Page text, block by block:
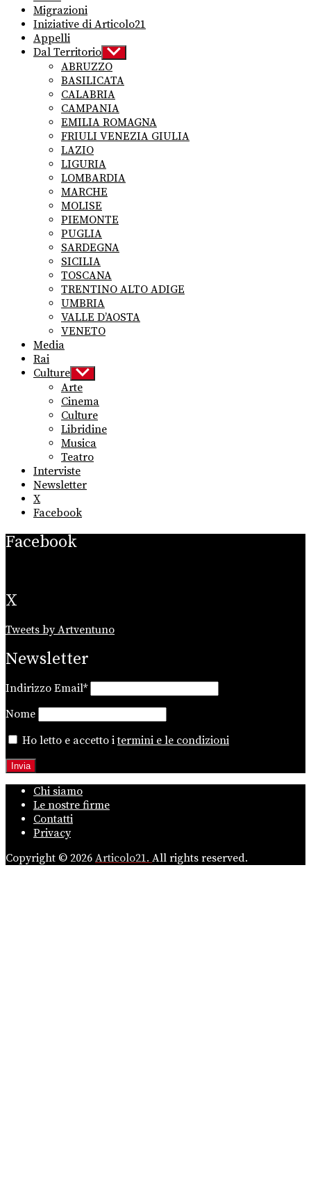
Migrazioni
Iniziative di Articolo21
Appelli
Dal Territorio Show
sub
menu
ABRUZZO
BASILICATA
CALABRIA
CAMPANIA
EMILIA ROMAGNA
FRIULI VENEZIA GIULIA
LAZIO
LIGURIA
LOMBARDIA
MARCHE
MOLISE
PIEMONTE
PUGLIA
SARDEGNA
SICILIA
TOSCANA
TRENTINO ALTO ADIGE
UMBRIA
VALLE D’AOSTA
VENETO
Media
Rai
Culture Show
sub
menu
Arte
Cinema
Culture
Libridine
Musica
Teatro
Interviste
Newsletter
X
Facebook
Facebook
X
Tweets by Artventuno
Newsletter
Indirizzo Email*
Nome
Ho letto e accetto itermini e le condizioni
Chi siamo
Le nostre firme
Contatti
Privacy
Copyright © 2026 Articolo21. All rights reserved.